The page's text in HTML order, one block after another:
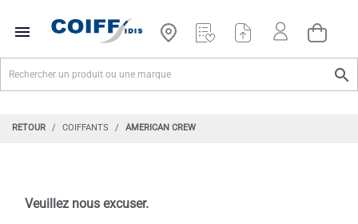


RETOUR COIFFANTS AMERICAN CREW
Veuillez nous excuser.